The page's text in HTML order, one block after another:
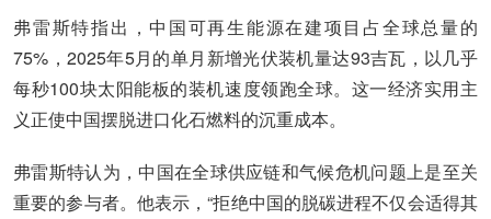
弗雷斯特指出，中国可再生能源在建项目占全球总量的
75%，2025年5月的单月新增光伏装机量达93吉瓦，以几乎
每秒100块太阳能板的装机速度领跑全球。这一经济实用主
义正使中国摆脱进口化石燃料的沉重成本。
弗雷斯特认为，中国在全球供应链和气候危机问题上是至关
重要的参与者。他表示，“拒绝中国的脱碳进程不仅会适得其